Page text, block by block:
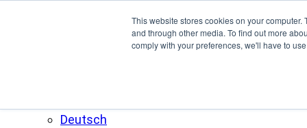
This website stores cookies on your
and through other media. To find out more
comply with your preferences, we'll have to
주요 콘텐츠로 건너뛰기
Deutsch